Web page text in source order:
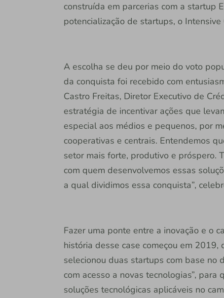
construída em parcerias com a startup
potencialização de startups, o Intensive
A escolha se deu por meio do voto
da conquista foi recebido com
Castro Freitas, Diretor Executivo de
estratégia de incentivar ações que
especial aos médios e pequenos, por
cooperativas e centrais. Entendemos
setor mais forte, produtivo e próspero.
com quem desenvolvemos essas
a qual dividimos essa conquista”,
Fazer uma ponte entre a inovação e o
história desse case começou em
selecionou duas startups com base no
com acesso a novas tecnologias”,
soluções tecnológicas aplicáveis no